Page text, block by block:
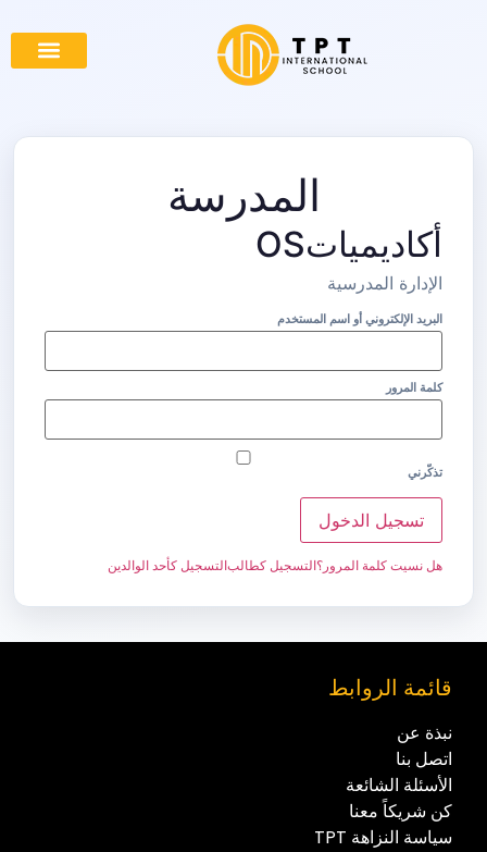
المدرسة
أكاديمياتOS
الإدارة المدرسية
البريد الإلكتروني أو اسم المستخدم
كلمة المرور
تذكّرني
تسجيل الدخول
هل نسيت كلمة المرور؟التسجيل كطالبالتسجيل كأحد الوالدين
قائمة الروابط
نبذة عن
اتصل بنا
الأسئلة الشائعة
كن شريكاً معنا
سياسة النزاهة TPT